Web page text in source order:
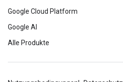
Google Cloud Platform
Google AI
Alle Produkte